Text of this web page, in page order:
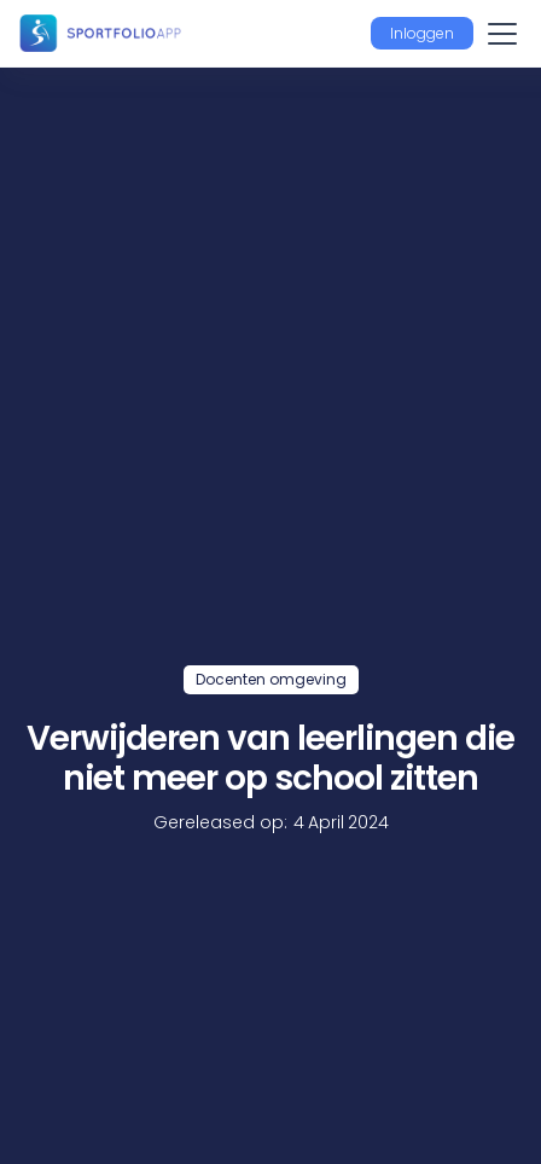
Inloggen
Docenten omgeving
Verwijderen van leerlingen die
niet meer op school zitten
Gereleased op: 4April 2024